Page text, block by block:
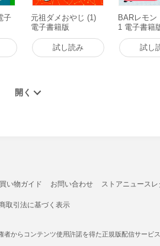
子
元祖ダメおやじ (1)
電子書籍版
試し読み
BARレモン
1 電子書籍
試し
い物ガイド お問い合わせ ストアニュースレ
取引法に基づく表示
からコンテンツ使用許諾を得た正規版配信サービ